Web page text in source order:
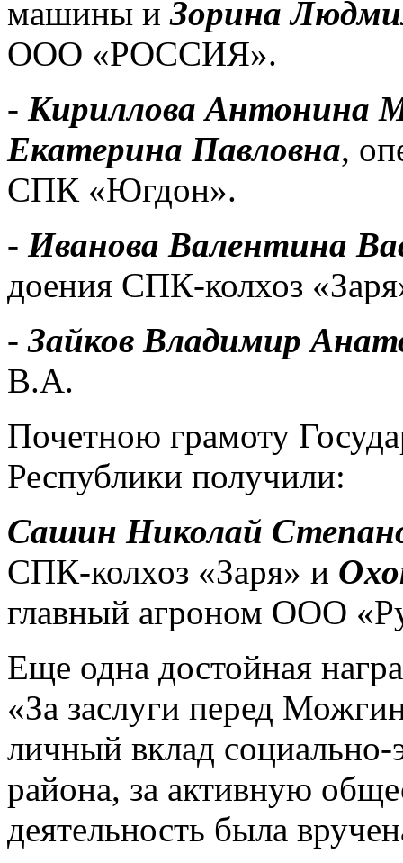
машины иЗорина
ООО «РОССИЯ».
- Кириллова Антонина
Екатерина Павловна,
СПК «Югдон».
- Иванова Валентина
доения СПК-колхоз
-Зайков Владимир
В.А.
Почетною грамоту
Республики получили:
Сашин Николай
СПК-колхоз «Заря» и
главный агроном ООО
Еще одна достойная
«За заслуги перед
личный вклад социально-
района, за активную
деятельность была